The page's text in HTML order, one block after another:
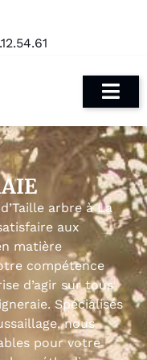
arbre à La
aux
matière
compétence
d’agir sur tous
Spécialisés
nous
pour votre